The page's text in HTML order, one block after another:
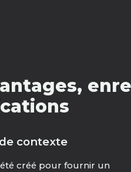
contexte
été créé pour fournir un